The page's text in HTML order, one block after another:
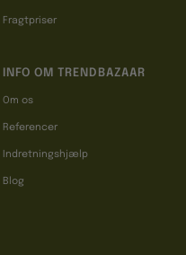
Fragtpriser
INFO OM TRENDBAZAAR
Om os
Referencer
Indretningshjælp
Blog